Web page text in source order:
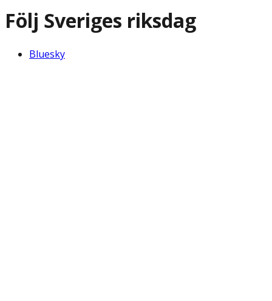
Följ Sveriges riksdag
Bluesky